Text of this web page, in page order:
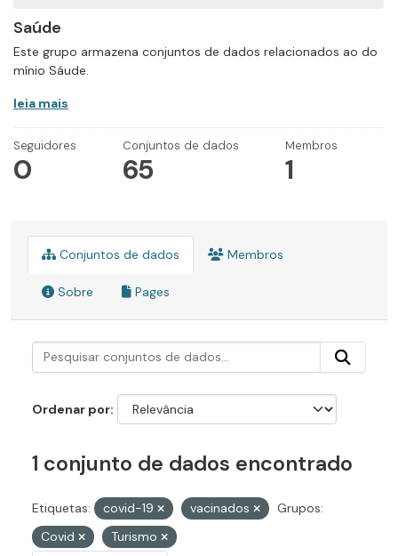
Saúde
Este grupo armazena conjuntos de dados relacionados ao do
mínio Sáude.
leia mais
Seguidores
0
Conjuntos de dados
65
Membros
1
Conjuntos de dados Membros
Sobre Pages
Ordenar por
1 conjunto de dados encontrado
Etiquetas: covid-19 vacinados
Grupos:
Covid
Turismo